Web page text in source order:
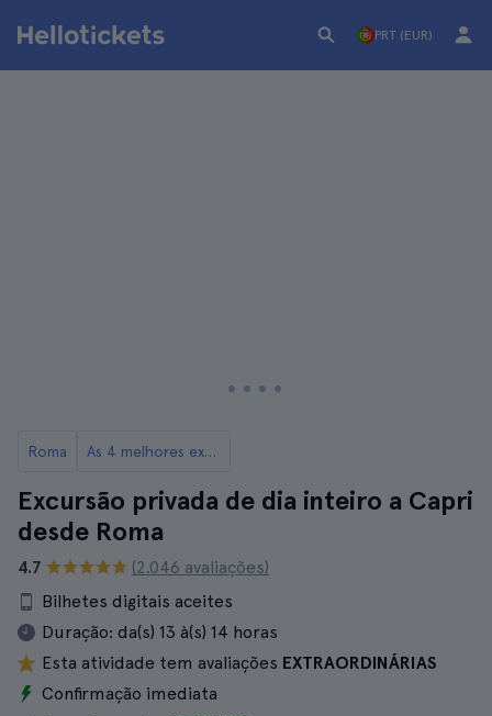
PRT (EUR)
Roma As 4 melhores excursões a Capri a partir de Roma
Excursão privada de dia inteiro a Capri
desde Roma
4.7
(2.046 avaliações)
Bilhetes digitais aceites
Duração: da(s) 13 à(s) 14 horas
Esta atividade tem avaliações EXTRAORDINÁRIAS
Confirmação imediata